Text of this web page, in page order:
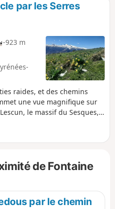
p
par les Serres
-923 m
raides, et des chemins
une vue magnifique sur
le massif du Sesques,
de Fontaine
par le chemin